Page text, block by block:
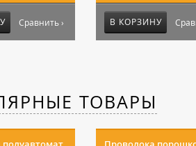
Сравнить › В КОРЗИНУ
ТОВАРЫ